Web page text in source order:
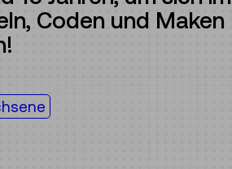
Coden und Maken